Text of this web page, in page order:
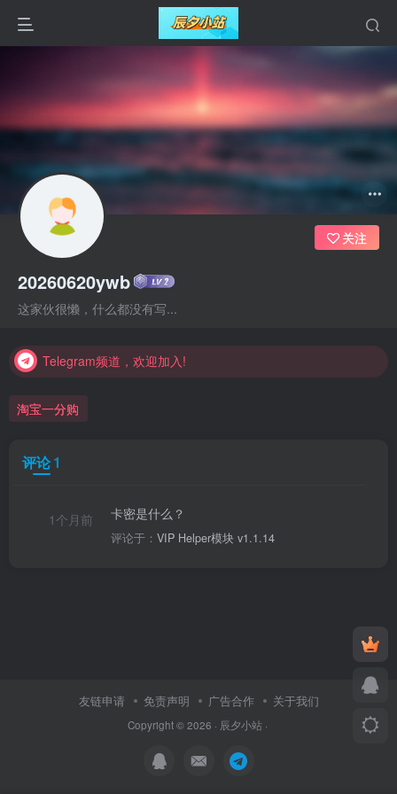
20260620ywb
这家伙很懒，什么都没有写...
关注
Telegram频道，欢迎加入!
Telegram频道，欢迎加入!
淘宝一分购
评论1
1个月前 卡密是什么？
评论于： VIP Helper模块 v1.1.14
友链申请 免责声明 广告合作 关于我们
Copyright © 2026 · 辰夕小站·